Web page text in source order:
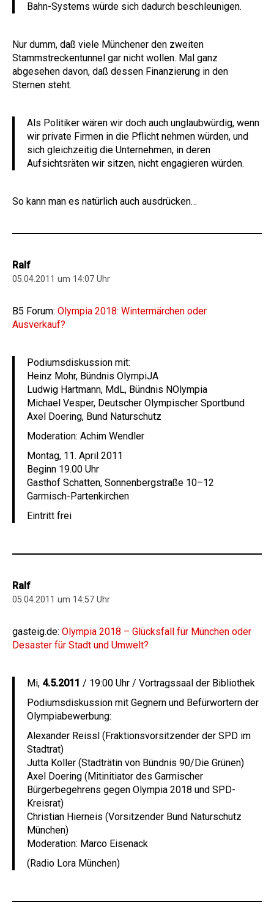
Bahn-Systems würde sich dadurch beschleunigen.
Nur dumm, daß viele Münchener den zweiten
Stammstreckentunnel gar nicht wollen. Mal ganz
abgesehen davon, daß dessen Finanzierung in den
Sternen steht.
Als Politiker wären wir doch auch unglaubwürdig, wenn
wir private Firmen in die Pflicht nehmen würden, und
sich gleichzeitig die Unternehmen, in deren
Aufsichtsräten wir sitzen, nicht engagieren würden.
So kann man es natürlich auch ausdrücken…
Ralf
05.04.2011 um 14:07 Uhr
B5 Forum: Olympia 2018: Wintermärchen oder
Ausverkauf?
Podiumsdiskussion mit:
Heinz Mohr, Bündnis OlympiJA
Ludwig Hartmann, MdL, Bündnis NOlympia
Michael Vesper, Deutscher Olympischer Sportbund
Axel Doering, Bund Naturschutz
Moderation: Achim Wendler
Montag, 11. April 2011
Beginn 19.00 Uhr
Gasthof Schatten, Sonnenbergstraße 10–12
Garmisch-Partenkirchen
Eintritt frei
Ralf
05.04.2011 um 14:57 Uhr
gasteig.de: Olympia 2018 – Glücksfall für München oder
Desaster für Stadt und Umwelt?
Mi, 4.5.2011 / 19:00 Uhr / Vortragssaal der Bibliothek
Podiumsdiskussion mit Gegnern und Befürwortern der
Olympiabewerbung:
Alexander Reissl (Fraktionsvorsitzender der SPD im
Stadtrat)
Jutta Koller (Stadträtin von Bündnis 90/Die Grünen)
Axel Doering (Mitinitiator des Garmischer
Bürgerbegehrens gegen Olympia 2018 und SPD-
Kreisrat)
Christian Hierneis (Vorsitzender Bund Naturschutz
München)
Moderation: Marco Eisenack
(Radio Lora München)